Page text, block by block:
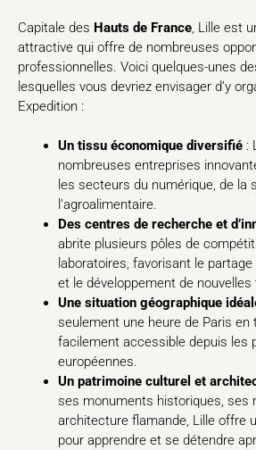
Capitale des Hauts de France, Lille est
attractive qui offre de nombreuses
professionnelles. Voici quelques-unes
lesquelles vous devriez envisager d’y
Expedition :
Un tissu économique diversifié :
nombreuses entreprises
les secteurs du numérique, de la
l’agroalimentaire.
Des centres de recherche et
abrite plusieurs pôles de
laboratoires, favorisant le
et le développement de nouvelles
Une situation géographique
seulement une heure de Paris en
facilement accessible depuis les
européennes.
Un patrimoine culturel et
ses monuments historiques, ses
architecture flamande, Lille offre
pour apprendre et se détendre